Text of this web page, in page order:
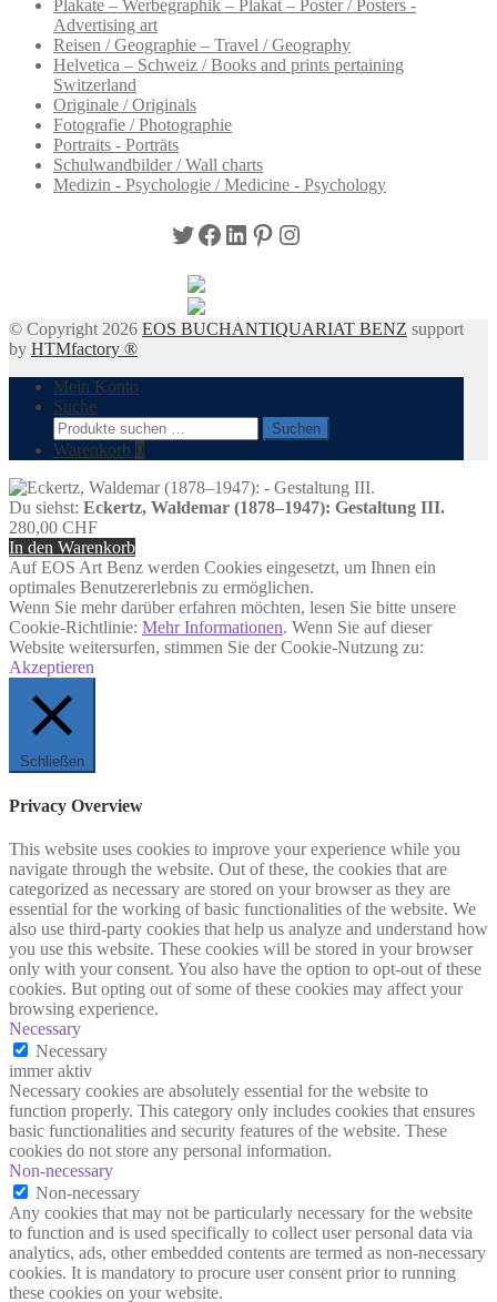
Plakate – Werbegraphik – Plakat – Poster / Posters -
Advertising art
Reisen / Geographie – Travel / Geography
Helvetica – Schweiz / Books and prints pertaining
Switzerland
Originale / Originals
Fotografie / Photographie
Portraits - Porträts
Schulwandbilder / Wall charts
Medizin - Psychologie / Medicine - Psychology
Twitter
Facebook
LinkedIn
Pinterest
Instagram
© Copyright 2026 EOS BUCHANTIQUARIAT BENZ support
by HTMfactory ®
Mein Konto
Suche
Suchen
nach:
Suchen
Warenkorb 0
Du siehst: Eckertz, Waldemar (1878–1947): Gestaltung III.
280,00 CHF
In den Warenkorb
Auf EOS Art Benz werden Cookies eingesetzt, um Ihnen ein
optimales Benutzererlebnis zu ermöglichen.
Wenn Sie mehr darüber erfahren möchten, lesen Sie bitte unsere
Cookie-Richtlinie: Mehr Informationen. Wenn Sie auf dieser
Website weitersurfen, stimmen Sie der Cookie-Nutzung zu:
Akzeptieren
Schließen
Privacy Overview
This website uses cookies to improve your experience while you
navigate through the website. Out of these, the cookies that are
categorized as necessary are stored on your browser as they are
essential for the working of basic functionalities of the website. We
also use third-party cookies that help us analyze and understand how
you use this website. These cookies will be stored in your browser
only with your consent. You also have the option to opt-out of these
cookies. But opting out of some of these cookies may affect your
browsing experience.
Necessary
Necessary
immer aktiv
Necessary cookies are absolutely essential for the website to
function properly. This category only includes cookies that ensures
basic functionalities and security features of the website. These
cookies do not store any personal information.
Non-necessary
Non-necessary
Any cookies that may not be particularly necessary for the website
to function and is used specifically to collect user personal data via
analytics, ads, other embedded contents are termed as non-necessary
cookies. It is mandatory to procure user consent prior to running
these cookies on your website.